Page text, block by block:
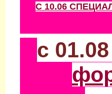
С 10.06
с